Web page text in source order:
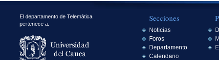
El departamento de Telemática
pertenece a:
Secciones
Noticias
Foros
Departamento
Calendario